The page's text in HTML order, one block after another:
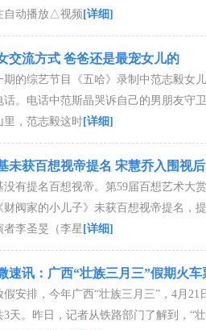
自动播放△视频 [详细]
交流方式 爸爸还是最宠女儿的
期的综艺节目《五哈》录制中范志毅女
话。电话中范斯晶哭诉自己的男朋友守
里，范志毅这时[详细]
未获百想视帝提名 宋慧乔入围视后
没有提名百想视帝。第59届百想艺术大
财阀家的小儿子》未获百想视帝提名，
者李圣旻（李星 [详细]
速讯：广西“壮族三月三”假期火车
假安排，今年广西“壮族三月三”，4月21
3天。昨日，记者从铁路部门了解到，“